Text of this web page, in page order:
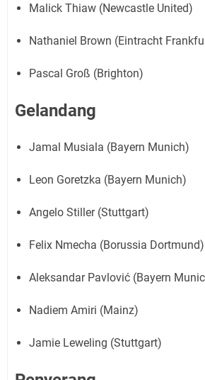
Malick Thiaw (Newcastle United)
Nathaniel Brown (Eintracht
Pascal Groß (Brighton)
Gelandang
Jamal Musiala (Bayern Munich)
Leon Goretzka (Bayern Munich)
Angelo Stiller (Stuttgart)
Felix Nmecha (Borussia Dortmund)
Aleksandar Pavlović (Bayern
Nadiem Amiri (Mainz)
Jamie Leweling (Stuttgart)